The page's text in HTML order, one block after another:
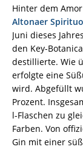
Hinter dem
Altonaer
Juni dieses
den Key-
destillierte. Wie
erfolgte eine
wird. Abgefüllt
Prozent.
l-Flaschen zu
Farben. Von
Gin mit einer